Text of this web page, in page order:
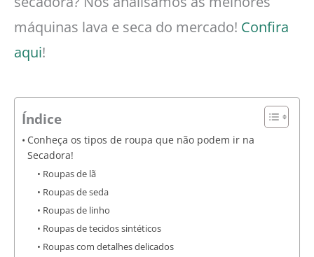
máquinas lava e seca do mercado! Confira
aqui!
Índice
Conheça os tipos de roupa que não podem ir na
Secadora!
Roupas de lã
Roupas de seda
Roupas de linho
Roupas de tecidos sintéticos
Roupas com detalhes delicados